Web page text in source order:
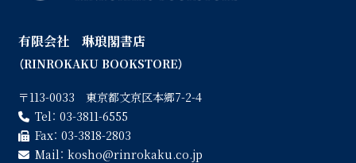
有限会社 琳琅閣書店
（RINROKAKU BOOKSTORE）
〒113-0033 東京都文京区本郷7-2-4
Tel： 03-3811-6555
Fax： 03-3818-2803
Mail： kosho
rinrokaku.co.jp